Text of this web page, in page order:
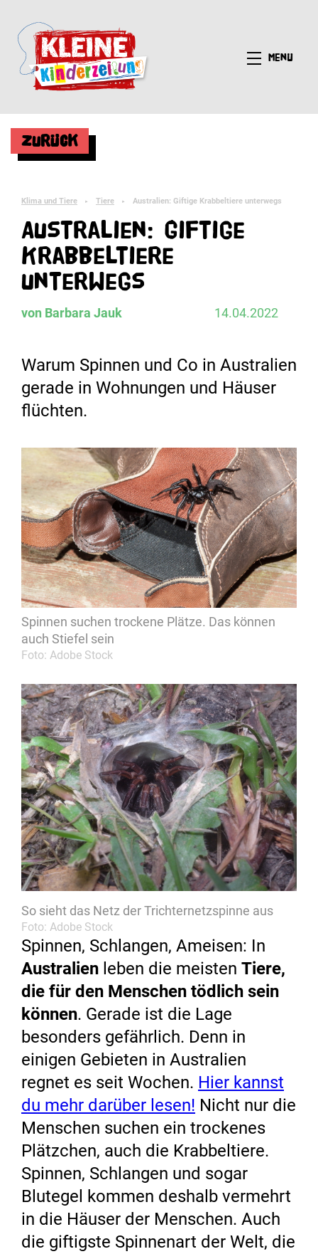
Menü
Zurück
Klima und Tiere ► Tiere ► Australien: Giftige Krabbeltiere unterwegs
Australien: Giftige
Krabbeltiere
unterwegs
von Barbara Jauk 14.04.2022
Warum Spinnen und Co in Australien
gerade in Wohnungen und Häuser
flüchten.
Spinnen suchen trockene Plätze. Das können
auch Stiefel sein
Foto: Adobe Stock
So sieht das Netz der Trichternetzspinne aus
Foto: Adobe Stock
Spinnen, Schlangen, Ameisen: In
Australien leben die meisten Tiere,
die für den Menschen tödlich sein
können. Gerade ist die Lage
besonders gefährlich. Denn in
einigen Gebieten in Australien
regnet es seit Wochen. Hier kannst
du mehr darüber lesen! Nicht nur die
Menschen suchen ein trockenes
Plätzchen, auch die Krabbeltiere.
Spinnen, Schlangen und sogar
Blutegel kommen deshalb vermehrt
in die Häuser der Menschen. Auch
die giftigste Spinnenart der Welt, die